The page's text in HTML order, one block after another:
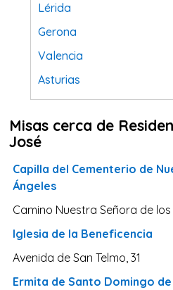
Lérida
Gerona
Valencia
Asturias
Tarragona
Navarra
Valladolid
Sevilla
Misas cerca de
José
Capilla del Cementerio de
Ángeles
Camino Nuestra Señora de
Iglesia de la Beneficencia
Avenida de San Telmo, 31
Ermita de Santo Domingo